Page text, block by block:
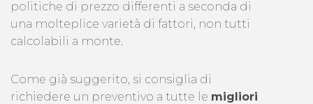
politiche di prezzo differenti a seconda di
una molteplice varietà di fattori, non tutti
calcolabili a monte.
Come già suggerito, si consiglia di
richiedere un preventivo a tutte le migliori